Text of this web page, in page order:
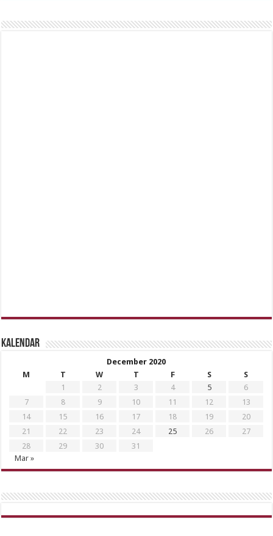
Kalendar
December 2020
M
T W T F S
S
1
2 3 4 5
6
7
8 9 10 11 12
13
14
15 16 17 18 19
20
21
22 23 24 25 26
27
28
29 30
31
Mar »